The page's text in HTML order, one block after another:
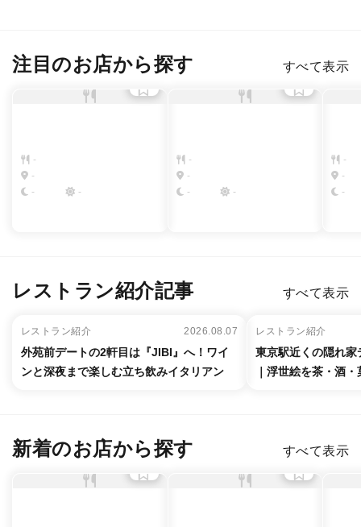
注目のお店から探す すべて表示
-
-
-
-
-
-
-
-
-
-
-
レストラン紹介記事 すべて表示
レストラン紹介 2026.08.07
外苑前デートの2軒目は『JIBI』へ！ワイ
ンと深夜まで楽しむ立ち飲みイタリアン
レストラン紹介
東京駅近くの隠れ
｜浮世絵を茶・酒
新着のお店から探す すべて表示